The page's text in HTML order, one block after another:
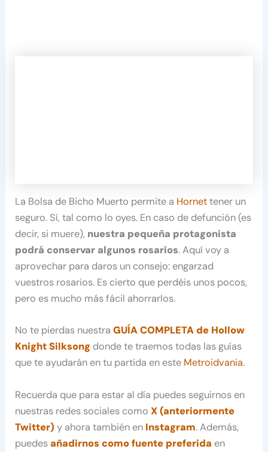
La Bolsa de Bicho Muerto permite a Hornettener un
seguro. Sí, tal como lo oyes. En caso de defunción (es
decir, si muere), nuestra pequeña protagonista
podrá conservar algunos rosarios. Aquí voy a
aprovechar para daros un consejo: engarzad
vuestros rosarios. Es cierto que perdéis unos pocos,
pero es mucho más fácil ahorrarlos.
No te pierdas nuestraGUÍA COMPLETA de Hollow
Knight Silksong donde te traemos todas las guías
que te ayudarán en tu partida en este Metroidvania.
Recuerda que para estar al día puedes seguirnos en
nuestras redes sociales comoX (anteriormente
Twitter) y ahora también en Instagram. Además,
puedesañadirnos como fuente preferida en